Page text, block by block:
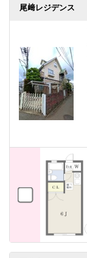
尾﨑レジデンス